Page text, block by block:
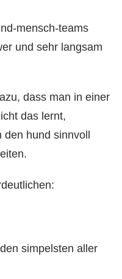
mensch-teams
und sehr langsam
dass man in einer
das lernt,
den hund sinnvoll
simpelsten aller